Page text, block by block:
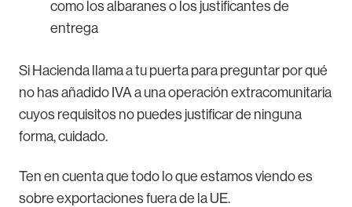
como los albaranes o los justificantes de
entrega
Si Hacienda llama a tu puerta para preguntar por qué
no has añadido IVA a una operación extracomunitaria
cuyos requisitos no puedes justificar de ninguna
forma, cuidado.
Ten en cuenta que todo lo que estamos viendo es
sobre exportaciones fuera de la UE.